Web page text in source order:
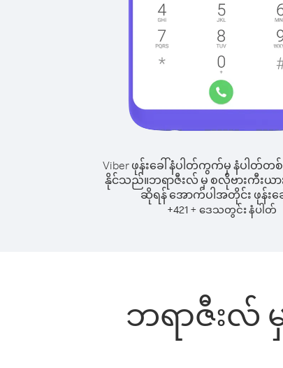
Viber ဖုန်းခေါ်နံပါတ်ကွက်မှ နံပါတ်တစ်
နိုင်သည်။ဘရာဇီးလ် မှ စလိုဗားကီးယား
ဆိုရန် အောက်ပါအတိုင်း ဖုန်းခေ
+421+ ဒေသတွင်း နံပါတ်
ဘရာဇီးလ်